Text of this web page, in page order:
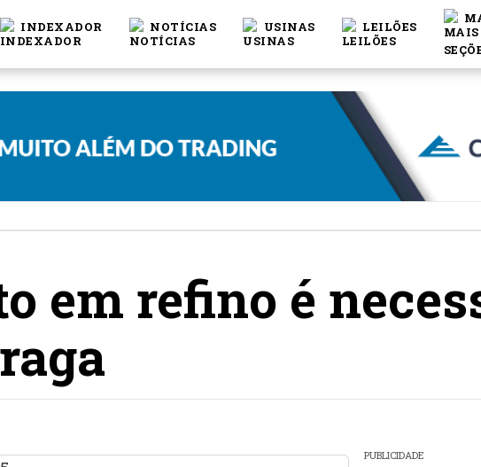
INDEXADOR NOTÍCIAS USINAS LEILÕES
em refino é
PUBLICIDADE